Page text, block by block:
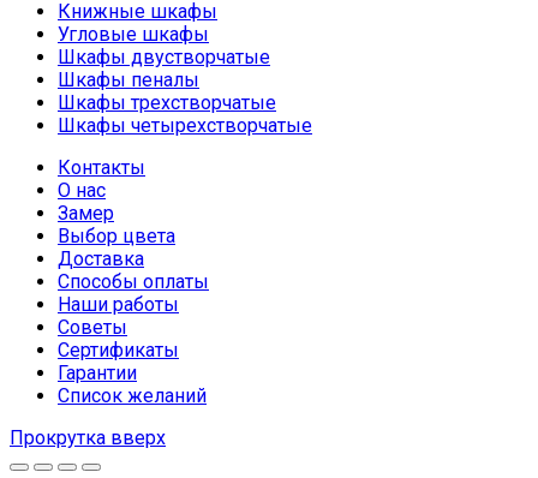
Книжные шкафы
Угловые шкафы
Шкафы двустворчатые
Шкафы пеналы
Шкафы трехстворчатые
Шкафы четырехстворчатые
Контакты
О нас
Замер
Выбор цвета
Доставка
Способы оплаты
Наши работы
Советы
Сертификаты
Гарантии
Список желаний
Прокрутка вверх